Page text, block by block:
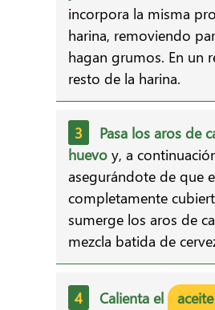
incorpora la misma
harina, removiendo
hagan grumos. En un
resto de la harina.
Pasa los aros de
huevo y, a
asegurándote de que
completamente
sumerge los aros de
mezcla batida de
Calienta el